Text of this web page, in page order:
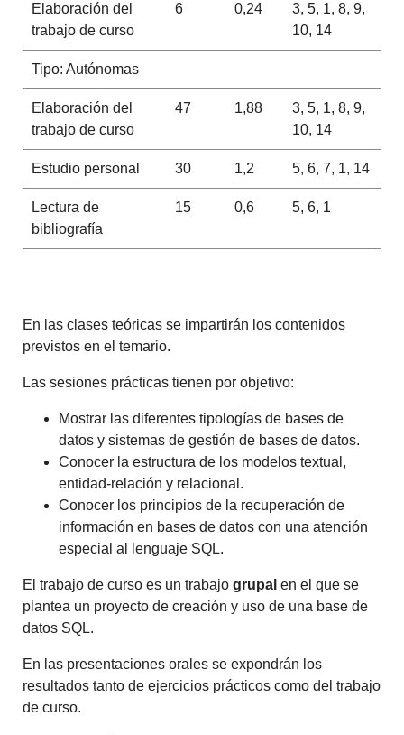
Elaboración del
trabajo de curso
6 0,24
3, 5, 1, 8, 9,
10, 14
Tipo: Autónomas
Elaboración del
trabajo de curso
47 1,88
3, 5, 1, 8, 9,
10, 14
Estudio personal 30 1,2 5, 6, 7, 1, 14
Lectura de
bibliografía
15 0,6 5, 6, 1
En las clases teóricas se impartirán los contenidos
previstos en el temario.
Las sesiones prácticas tienen por objetivo:
Mostrar las diferentes tipologías de bases de
datos y sistemas de gestión de bases de datos.
Conocer la estructura de los modelos textual,
entidad-relación y relacional.
Conocer los principios de la recuperación de
información en bases de datos con una atención
especial al lenguaje SQL.
El trabajo de curso es un trabajogrupal en el que se
plantea un proyecto de creación y uso de una base de
datos SQL.
En las presentaciones orales se expondrán los
resultados tanto de ejercicios prácticos como del trabajo
de curso.